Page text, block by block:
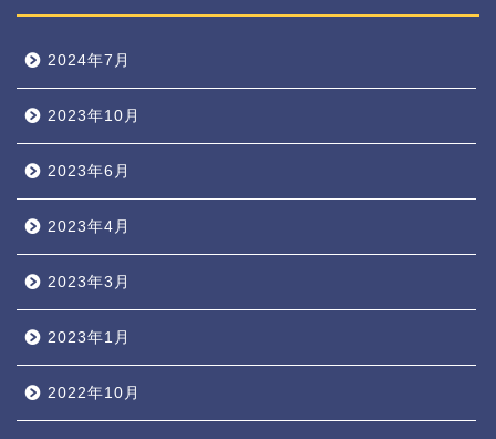
2024年7月
2023年10月
2023年6月
2023年4月
2023年3月
2023年1月
2022年10月